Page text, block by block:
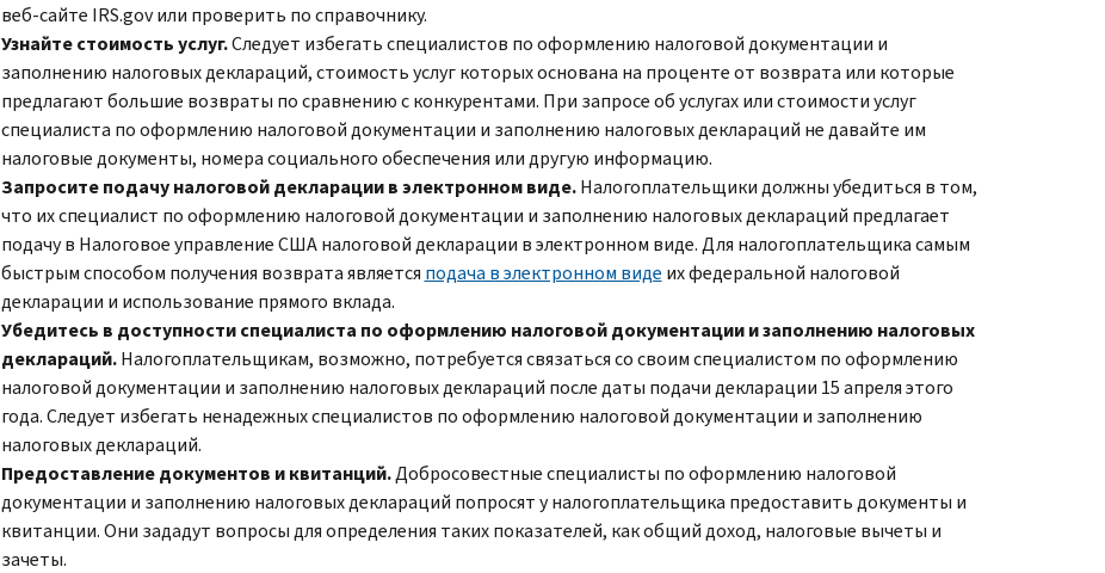
веб-сайте IRS.govили проверить по справочнику.
Узнайте стоимость услуг.Следует избегать специалистов по оформлению налоговой документации и
заполнению налоговых деклараций, стоимость услуг которых основана на проценте от возврата или которые
предлагают большие возвраты по сравнению с конкурентами. При запросе об услугах или стоимости услуг
специалиста по оформлению налоговой документации и заполнению налоговых деклараций не давайте им
налоговые документы, номера социального обеспечения или другую информацию.
Запросите подачу налоговой декларации в электронном виде.Налогоплательщики должны убедиться в том,
что их специалист по оформлению налоговой документации и заполнению налоговых деклараций предлагает
подачу в Налоговое управление США налоговой декларации в электронном виде. Для налогоплательщика самым
быстрым способом получения возврата является подача в электронном виде их федеральной налоговой
декларации и использование прямого вклада.
Убедитесь в доступности специалиста по оформлению налоговой документации и заполнению налоговых
деклараций.Налогоплательщикам, возможно, потребуется связаться со своим специалистом по оформлению
налоговой документации и заполнению налоговых деклараций после даты подачи декларации 15 апреля этого
года. Следует избегать ненадежных специалистов по оформлению налоговой документации и заполнению
налоговых деклараций.
Предоставление документов и квитанций.Добросовестные специалисты по оформлению налоговой
документации и заполнению налоговых деклараций попросят у налогоплательщика предоставить документы и
квитанции. Они зададут вопросы для определения таких показателей, как общий доход, налоговые вычеты и
зачеты.